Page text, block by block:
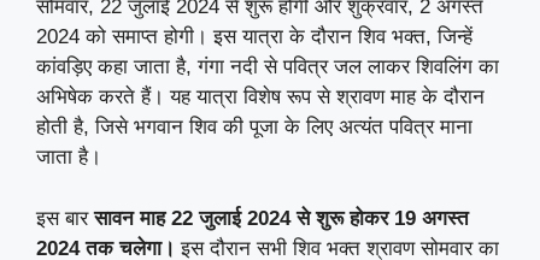
सोमवार, 22 जुलाई 2024 से शुरू होगी और शुक्रवार, 2 अगस्त
2024 को समाप्त होगी। इस यात्रा के दौरान शिव भक्त, जिन्हें
कांवड़िए कहा जाता है, गंगा नदी से पवित्र जल लाकर शिवलिंग का
अभिषेक करते हैं। यह यात्रा विशेष रूप से श्रावण माह के दौरान
होती है, जिसे भगवान शिव की पूजा के लिए अत्यंत पवित्र माना
जाता है।
इस बारसावन माह 22 जुलाई 2024 से शुरू होकर 19 अगस्त
2024 तक चलेगा। इस दौरान सभी शिव भक्त श्रावण सोमवार का